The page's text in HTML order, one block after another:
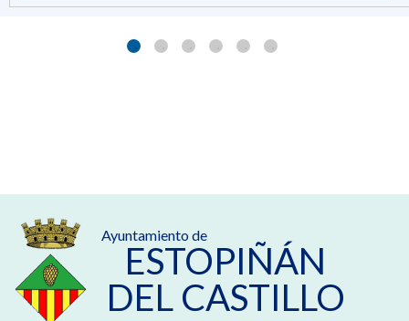
Ayuntamiento de
ESTOPIÑÁN
DEL CASTILLO